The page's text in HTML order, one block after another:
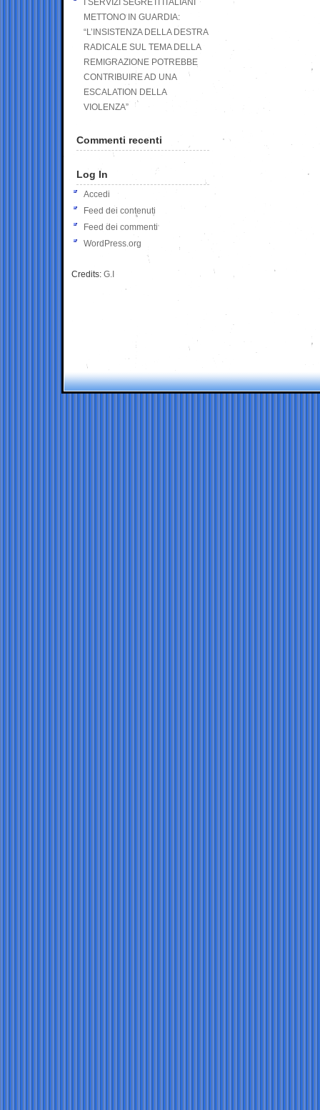
I SERVIZI SEGRETI ITALIANI
METTONO IN GUARDIA:
“L’INSISTENZA DELLA DESTRA
RADICALE SUL TEMA DELLA
REMIGRAZIONE POTREBBE
CONTRIBUIRE AD UNA
ESCALATION DELLA
VIOLENZA”
Commenti recenti
Log In
Accedi
Feed dei contenuti
Feed dei commenti
WordPress.org
Credits: G.I